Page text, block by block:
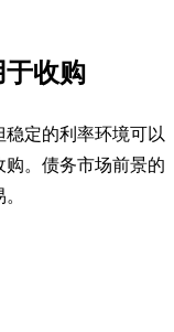
于收购
定的利率环境可以
。债务市场前景的